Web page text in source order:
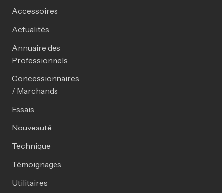
Accessoires
Actualités
Annuaire des
Professionnels
Concessionnaires
/ Marchands
Essais
Nouveauté
Technique
Témoignages
Utilitaires